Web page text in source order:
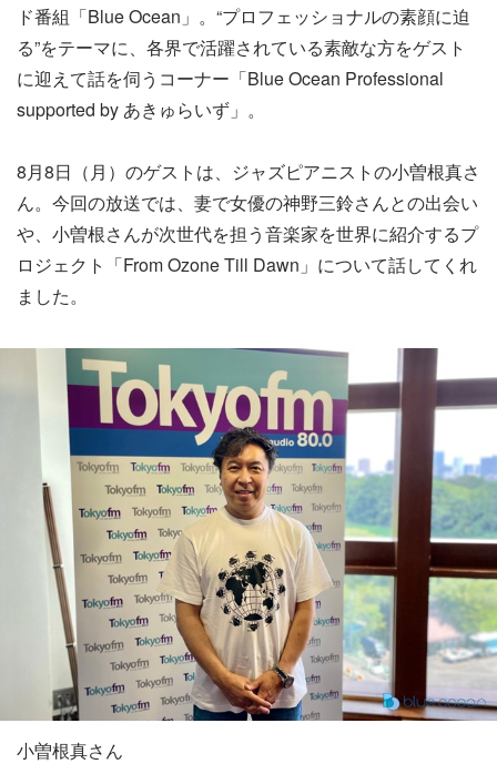
ド番組「Blue Ocean」。“プロフェッショナルの素顔に迫
る”をテーマに、各界で活躍されている素敵な方をゲスト
に迎えて話を伺うコーナー「Blue Ocean Professional
supported by あきゅらいず」。
8月8日（月）のゲストは、ジャズピアニストの小曽根真さ
ん。今回の放送では、妻で女優の神野三鈴さんとの出会い
や、小曽根さんが次世代を担う音楽家を世界に紹介するプ
ロジェクト「From Ozone Till Dawn」について話してくれ
ました。
小曽根真さん